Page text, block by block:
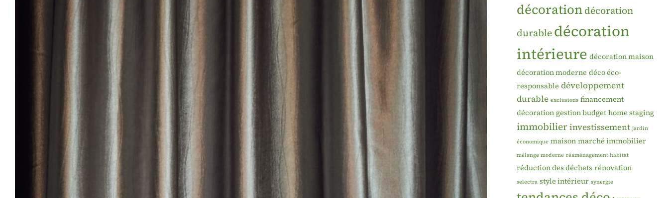
décorationdécoration
durabledécoration
intérieure décoration maison
décoration moderne déco éco-
responsable développement
durable exclusions financement
décoration gestion budget home staging
immobilierinvestissement jardin
économique maison marché immobilier
mélange moderne réaménagement habitat
réduction des déchets rénovation
selectra style intérieur synergie